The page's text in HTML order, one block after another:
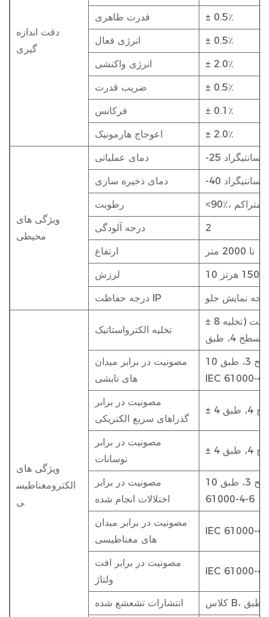
دقت اندازه
گیری
قدرت ظاهری ± 0.5٪
انرژی فعال ± 0.5٪
انرژی واکنشی ± 2.0٪
ضریب قدرت ± 0.5٪
فرکانس ± 0.1٪
اعوجاج هارمونیک ± 2.0٪
ویژگی های
محیطی
دمای عملیاتی
دمای ذخیره سازی
رطوبت غیر متراکم
درجه آلودگی 2
ارتفاع تا 2000 متر
لرزش
درجه حفاظت IP
ویژگی های
الکترومغناطیس
ی
تخلیه الکترواستاتیک
± 8 کیلو ولت (تخلیه تماسی)، ± 15 کیلو ولت (تخلیه
مصونیت در برابر میدان
های تابشی
10 ولت بر متر، 80 - 2000 مگاهرتز؛ سطح 3، طبق
IEC 61000-
مصونیت در برابر
گذراهای سریع الکتریکی
مصونیت در برابر
نوسانات
مصونیت در برابر
اختلالات انجام شده
10 ولت، 0.15 - 80 مگاهرتز؛ سطح 3، طبق IEC
61000-4-6
مصونیت در برابر میدان
های مغناطیسی
IEC 61000-
مصونیت در برابر افت
ولتاژ
IEC 61000-
انتشارات تشعشع شده